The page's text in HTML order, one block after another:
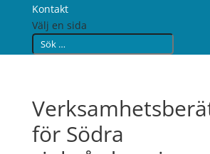
Kontakt
Välj en sida
för Södra